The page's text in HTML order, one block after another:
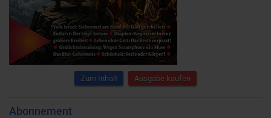
Zum Inhalt Ausgabe kaufen
Abonnement